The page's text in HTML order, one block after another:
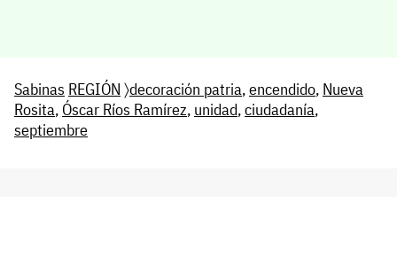
Sabinas REGIÓN 〉decoración patria,encendido, Nueva
Rosita, Óscar Ríos Ramírez, unidad,ciudadanía,
septiembre